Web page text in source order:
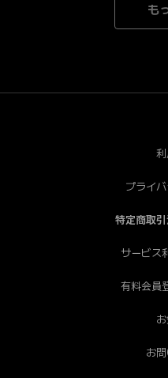
された場合にはご利用に
す。
も
プライ
特定商取
サービス
有料会員
お